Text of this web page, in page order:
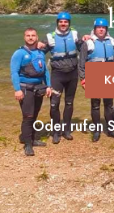
Oder rufen